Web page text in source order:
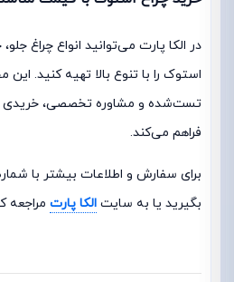
در الکا پارت می‌توانید انواع چراغ
استوک را با تنوع بالا تهیه کنید.
تست‌شده و مشاوره تخصصی، خریدی
فراهم می‌کند.
برای سفارش و اطلاعات بیشتر با
بگیرید یا به سایت الکا پارت مراجعه